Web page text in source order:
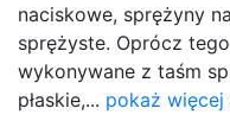
naciskowe, sprężyny
sprężyste. Oprócz
wykonywane z taśm
płaskie,... pokaż więcej